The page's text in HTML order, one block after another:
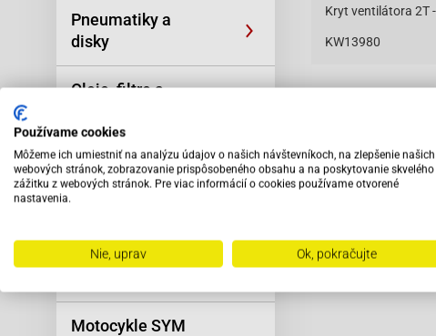
Pneumatiky a
disky
Oleje, filtre a
Reťaze
Motocykle SYM
Kryt ventilátora 2T
KW13980
Používame cookies
Môžeme ich umiestniť na analýzu údajov o našich návštevníkoch, na zlepšenie našich
webových stránok, zobrazovanie prispôsobeného obsahu a na poskytovanie skvelého
zážitku z webových stránok. Pre viac informácií o cookies používame otvorené
nastavenia.
Nie, uprav Ok, pokračujte